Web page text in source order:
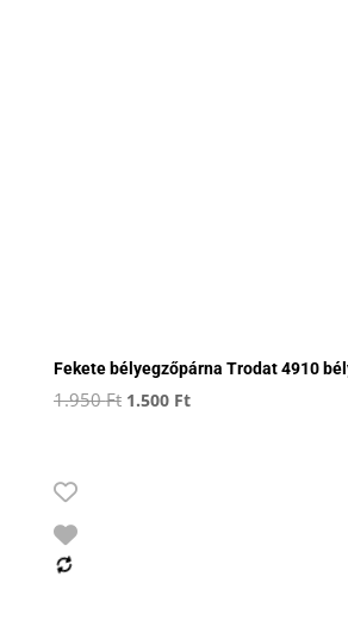
Fekete bélyegzőpárna Trodat 4910
1.950Ft Original
1.500 FtCurrent